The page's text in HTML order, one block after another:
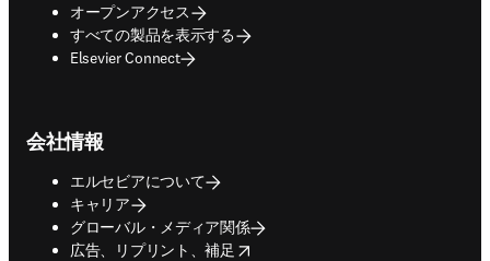
オープンアクセス
すべての製品を表示する
Elsevier Connect
会社情報
エルセビアについて
キャリア
グローバル・メディア関係
広告、リプリント、補足
opens in new tab/window